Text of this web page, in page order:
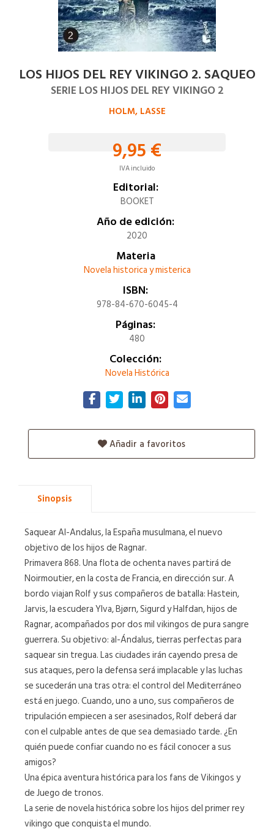
LOS HIJOS DEL REY VIKINGO 2. SAQUEO
SERIE LOS HIJOS DEL REY VIKINGO 2
HOLM, LASSE
9,95 €
IVA incluido
Editorial:
BOOKET
Año de edición:
2020
Materia
Novela historica y misterica
ISBN:
978-84-670-6045-4
Páginas:
480
Colección:
Novela Histórica
Añadir a favoritos
Sinopsis
Saquear Al-Andalus, la España musulmana, el nuevo
objetivo de los hijos de Ragnar.
Primavera 868. Una flota de ochenta naves partirá de
Noirmoutier, en la costa de Francia, en dirección sur. A
bordo viajan Rolf y sus compañeros de batalla: Hastein,
Jarvis, la escudera Ylva, Bjørn, Sigurd y Halfdan, hijos de
Ragnar, acompañados por dos mil vikingos de pura sangre
guerrera. Su objetivo: al-Ándalus, tierras perfectas para
saquear sin tregua. Las ciudades irán cayendo presa de
sus ataques, pero la defensa será implacable y las luchas
se sucederán una tras otra: el control del Mediterráneo
está en juego. Cuando, uno a uno, sus compañeros de
tripulación empiecen a ser asesinados, Rolf deberá dar
con el culpable antes de que sea demasiado tarde. ¿En
quién puede confiar cuando no es fácil conocer a sus
amigos?
Una épica aventura histórica para los fans de Vikingos y
de Juego de tronos.
La serie de novela histórica sobre los hijos del primer rey
vikingo que conquista el mundo.